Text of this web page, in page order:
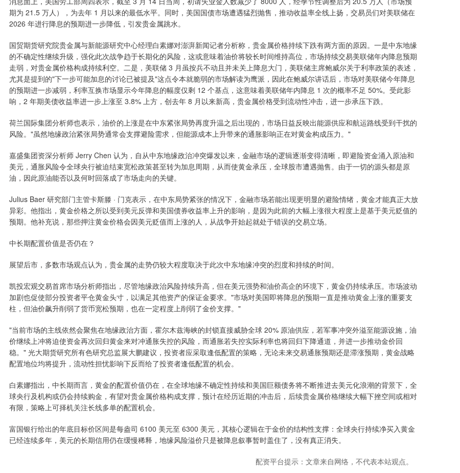
期为 21.5 万人），为去年 1 月以来的最低水平。同时，美国国债市场遭遇猛烈抛售，推动收益率全线上扬，交易员们对美联储在
2026 年进行降息的预期进一步降低，引发贵金属跳水。
国贸期货研究院贵金属与新能源研究中心经理白素娜对澎湃新闻记者分析称，贵金属价格持续下跌有两方面的原因。一是中东地缘
的不确定性继续升级，强化此次战争趋于长期化的风险，这或意味着油价将较长时间维持高位，市场持续交易美联储年内降息预期
走弱，对贵金属价格构成持续利空。二是，美联储 3 月虽按兵不动且并未关上降息大门，美联储主席鲍威尔关于利率政策的表述，
尤其是提到的"下一步可能加息的讨论已被提及"这点令本就脆弱的市场解读为鹰派，因此在鲍威尔讲话后，市场对美联储今年降息
的预期进一步减弱，利率互换市场显示今年降息的幅度仅剩 12 个基点，这意味着美联储年内降息 1 次的概率不足 50%。受此影
响，2 年期美债收益率进一步上涨至 3.8% 上方，创去年 8 月以来新高，贵金属价格受到流动性冲击，进一步承压下跌。
荷兰国际集团分析师也表示，油价的上涨是在中东紧张局势再度升温之后出现的，市场日益反映出能源供应和航运路线受到干扰的
风险。"虽然地缘政治紧张局势通常会支撑避险需求，但能源成本上升带来的通胀影响正在对黄金构成压力。"
嘉盛集团资深分析师 Jerry Chen 认为，自从中东地缘政治冲突爆发以来，金融市场的逻辑逐渐变得清晰，即避险资金涌入原油和
美元，通胀风险令全球央行被迫结束宽松政策甚至转为加息周期，从而使黄金承压，全球股市遭遇抛售。由于一切的源头都是原
油，因此原油能否以及何时回落成了市场走向的关键。
Julius Baer 研究部门主管卡斯滕 · 门克表示，在中东局势紧张的情况下，金融市场若能出现更明显的避险情绪，黄金才能真正大放
异彩。他指出，黄金价格之所以受到美元反弹和美国债券收益率上升的影响，是因为此前的大幅上涨很大程度上是基于美元贬值的
预期。他补充说，那些押注黄金价格会因美元贬值而上涨的人，从战争开始起就处于错误的交易立场。
中长期配置价值是否仍在？
展望后市，多数市场观点认为，贵金属的走势仍较大程度取决于此次中东地缘冲突的烈度和持续的时间。
凯投宏观交易首席市场分析师指出，尽管地缘政治风险持续升高，但在美元强势和油价高企的环境下，黄金仍持续承压。市场波动
加剧也促使部分投资者平仓黄金头寸，以满足其他资产的保证金要求。"市场对美国即将降息的预期一直是推动黄金上涨的重要支
柱，但油价飙升削弱了货币宽松预期，也在一定程度上削弱了金价支撑。"
"当前市场的主线依然会聚焦在地缘政治方面，霍尔木兹海峡的封锁直接威胁全球 20% 原油供应，若军事冲突外溢至能源设施，油
价继续上冲将迫使资金再次回归黄金来对冲通胀失控的风险，而通胀若失控实际利率也将回归下降通道，并进一步推动金价回
稳。" 光大期货研究所有色研究总监展大鹏建议，投资者应采取逢低配置的策略，无论未来交易通胀预期还是滞涨预期，黄金战略
配置地位均将提升，流动性担忧影响下反而给了投资者逢低配置的机会。
白素娜指出，中长期而言，黄金的配置价值仍在，在全球地缘不确定性持续和美国巨额债务将不断推进去美元化浪潮的背景下，全
球央行及机构或仍会持续购金，有望对贵金属价格构成支撑，预计在经历近期的冲击后，后续贵金属价格继续大幅下挫空间或相对
有限，策略上可择机关注长线多单的配置机会。
富国银行给出的年底目标价区间是每盎司 6100 美元至 6300 美元，其核心逻辑在于金价的结构性支撑：全球央行持续净买入黄金
已经连续多年，美元的长期信用仍在缓慢稀释，地缘风险溢价只是被降息叙事暂时盖住了，没有真正消失。
配资平台提示：文章来自网络，不代表本站观点。